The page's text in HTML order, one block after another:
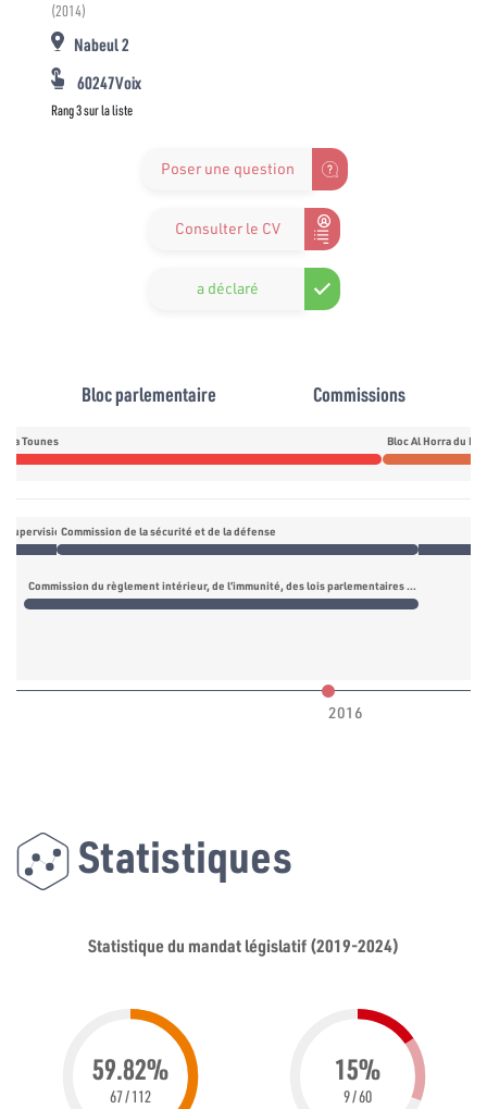
(2014)
Nabeul 2
60247Voix
Rang 3 sur la liste
Poser une question
Consulter le CV
a déclaré
Bloc parlementaire Commissions
Tounes Bloc Al Horra du
supervision des opérations de vote et décompte des voix
Commission de la sécurité et de la défense
Commission du règlement intérieur, de l’immunité, des lois parlementaires et des lois électorales
2016
Statistiques
Statistique du mandat législatif (2019-2024)
59.82%
67 / 112
15%
9 / 60